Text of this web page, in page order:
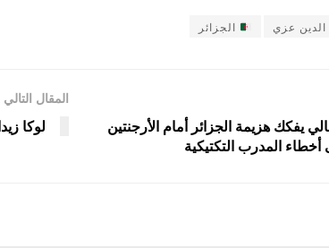
الدين عزي الجزائر
يفكك هزيمة الجزائر أمام الأرجنتين
أخطاء المدرب التكتيكية
المقال التالي
لوكا